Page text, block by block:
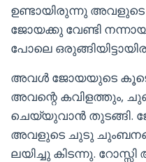
ഉണ്ടായിരുന്നു
ജോയക്കു വേണ്ടി
പോലെ
അവൾ ജോയയുടെ കൂടെ
അവന്റെ കവിളത്തും,
ചെയ്യുവാൻ തുടങ്ങി.
അവളുടെ ചുടു
ലയിച്ചു കിടന്നു.